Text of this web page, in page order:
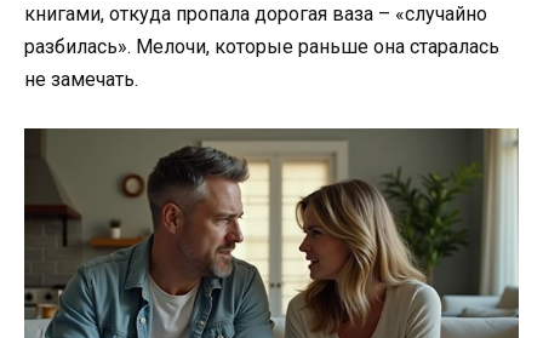
книгами, откуда пропала дорогая ваза – «случайно
разбилась». Мелочи, которые раньше она старалась
не замечать.